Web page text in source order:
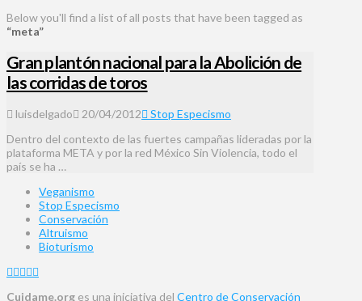
Below you'll find a list of all posts that have been tagged as
“meta”
Gran plantón nacional para la Abolición de
las corridas de toros
luisdelgado 20/04/2012
Stop Especismo
Dentro del contexto de las fuertes campañas lideradas por la
plataforma META y por la red México Sin Violencia, todo el
país se ha …
Veganismo
Stop Especismo
Conservación
Altruismo
Bioturismo
Cuidame.org es una iniciativa del Centro de Conservación